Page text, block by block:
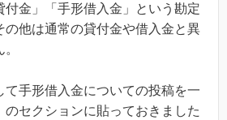
付金」「手形借入金」という勘定
の他は通常の貸付金や借入金と異
て手形借入金についての投稿を一
のセクションに貼っておきました